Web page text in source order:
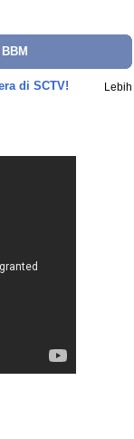
BBM
di SCTV! Lebih